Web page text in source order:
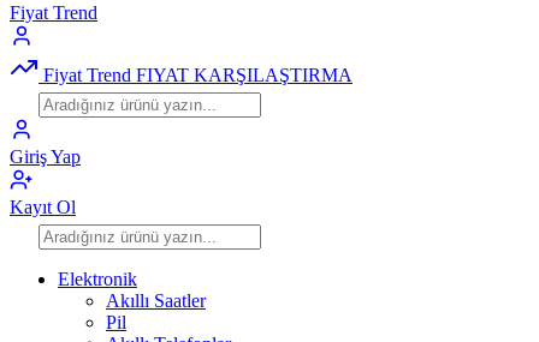
Fiyat Trend
Fiyat Trend FIYAT KARŞILAŞTIRMA
Giriş Yap
Kayıt Ol
Elektronik
Akıllı Saatler
Pil